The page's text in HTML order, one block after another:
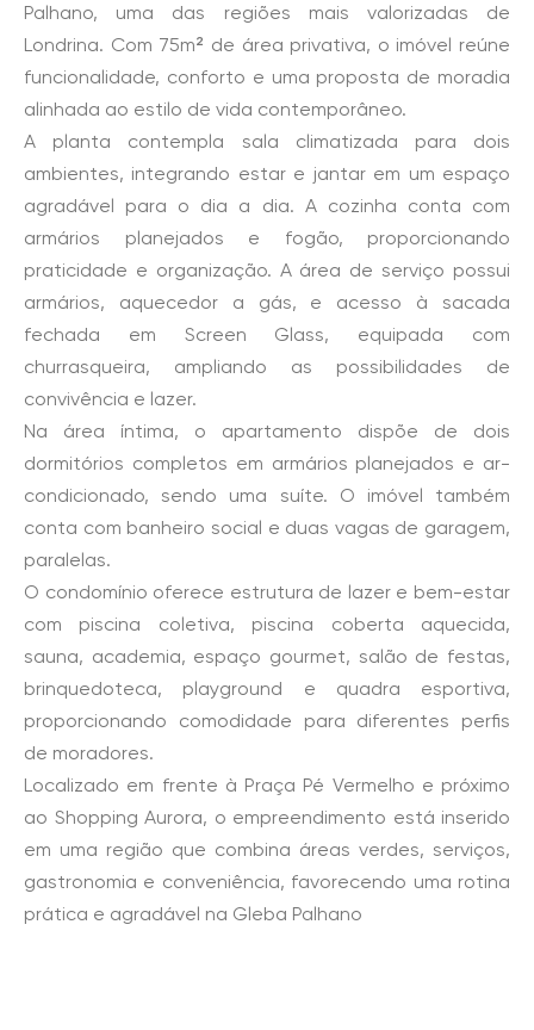
Palhano, uma das regiões mais valorizadas de
Londrina. Com 75m² de área privativa, o imóvel reúne
funcionalidade, conforto e uma proposta de moradia
alinhada ao estilo de vida contemporâneo.
A planta contempla sala climatizada para dois
ambientes, integrando estar e jantar em um espaço
agradável para o dia a dia. A cozinha conta com
armários planejados e fogão, proporcionando
praticidade e organização. A área de serviço possui
armários, aquecedor a gás, e acesso à sacada
fechada em Screen Glass, equipada com
churrasqueira, ampliando as possibilidades de
convivência e lazer.
Na área íntima, o apartamento dispõe de dois
dormitórios completos em armários planejados e ar-
condicionado, sendo uma suíte. O imóvel também
conta com banheiro social e duas vagas de garagem,
paralelas.
O condomínio oferece estrutura de lazer e bem-estar
com piscina coletiva, piscina coberta aquecida,
sauna, academia, espaço gourmet, salão de festas,
brinquedoteca, playground e quadra esportiva,
proporcionando comodidade para diferentes perfis
de moradores.
Localizado em frente à Praça Pé Vermelho e próximo
ao Shopping Aurora, o empreendimento está inserido
em uma região que combina áreas verdes, serviços,
gastronomia e conveniência, favorecendo uma rotina
prática e agradável na Gleba Palhano